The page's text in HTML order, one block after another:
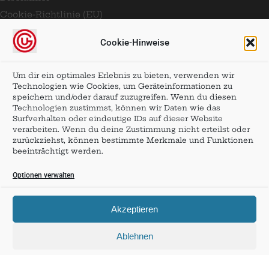
Cookie-Hinweise
Um dir ein optimales Erlebnis zu bieten, verwenden wir
Technologien wie Cookies, um Geräteinformationen zu
speichern und/oder darauf zuzugreifen. Wenn du diesen
Technologien zustimmst, können wir Daten wie das
Surfverhalten oder eindeutige IDs auf dieser Website
verarbeiten. Wenn du deine Zustimmung nicht erteilst oder
zurückziehst, können bestimmte Merkmale und Funktionen
beeinträchtigt werden.
Optionen verwalten
Akzeptieren
Ablehnen
Cookie-Richtlinie (EU)
SOCIAL MEDIA